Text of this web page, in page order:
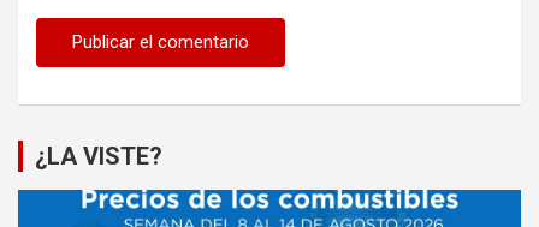
¿LA VISTE?